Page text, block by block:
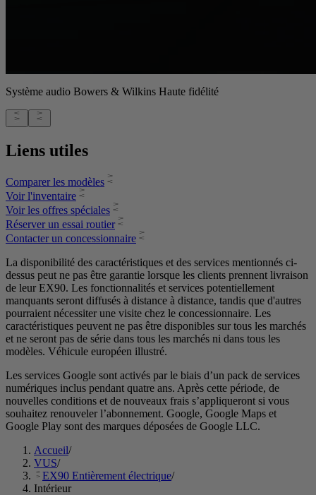
Système audio Bowers & Wilkins Haute fidélité
Liens utiles
Comparer les modèles
Voir l'inventaire
Voir les offres spéciales
Réserver un essai routier
Contacter un concessionnaire
La disponibilité des caractéristiques et des services mentionnés ci-
dessus peut ne pas être garantie lorsque les clients prennent livraison
de leur EX90. Les fonctionnalités et services potentiellement
manquants seront diffusés à distance à distance, tandis que d'autres
pourraient nécessiter une visite chez le concessionnaire. Les
caractéristiques peuvent ne pas être disponibles sur tous les marchés
et ne seront pas de série dans tous les marchés ni dans tous les
modèles. Véhicule européen illustré.
Les services Google sont activés par le biais d’un pack de services
numériques inclus pendant quatre ans. Après cette période, de
nouvelles conditions et de nouveaux frais s’appliqueront si vous
souhaitez renouveler l’abonnement. Google, Google Maps et
Google Play sont des marques déposées de Google LLC.
Accueil/
VUS/
EX90 Entièrement électrique/
Intérieur